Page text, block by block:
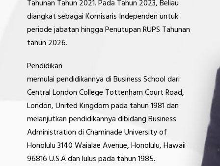
Tahunan Tahun 2021. Pada Tahun 2023, Beliau
diangkat sebagai Komisaris Independen untuk
periode jabatan hingga Penutupan RUPS Tahunan
tahun 2026.
Pendidikan
memulai pendidikannya di Business School dari
Central London College Tottenham Court Road,
London, United Kingdom pada tahun 1981 dan
melanjutkan pendidikannya dibidang Business
Administration di Chaminade University of
Honolulu 3140 Waialae Avenue, Honolulu, Hawaii
96816 U.S.A dan lulus pada tahun 1985.